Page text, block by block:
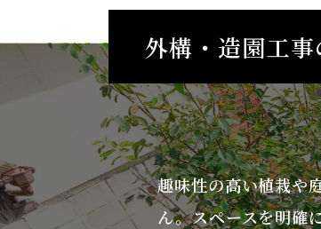
外構・造園工事
趣味性の高い植栽や
ん。スペースを明確